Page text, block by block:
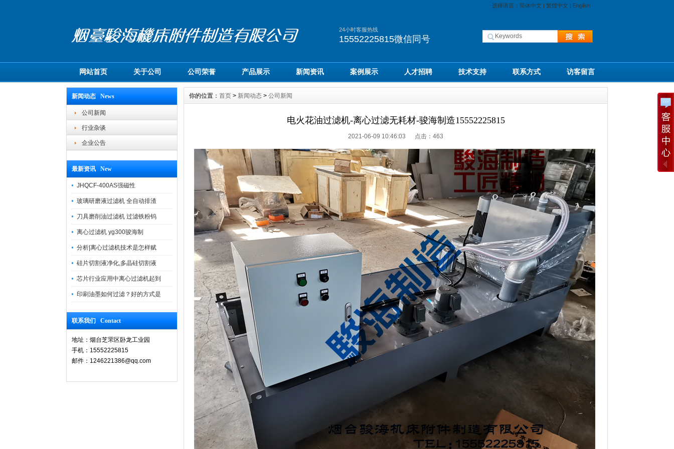
选择语言： 简体中文 | 繁體中文 | English
24小时客服热线
15552225815微信同号
网站首页 关于公司 公司荣誉 产品展示 新闻资讯 案例展示 人才招聘 技术支持 联系方式 访客留言
新闻动态 News
公司新闻
行业杂谈
企业公告
最新资讯 New
JHQCF-400AS强磁性
玻璃研磨液过滤机 全自动排渣
刀具磨削油过滤机 过滤铁粉钨
离心过滤机 yg300骏海制
分析|离心过滤机技术是怎样赋
硅片切割液净化,多晶硅切割液
芯片行业应用中离心过滤机起到
印刷油墨如何过滤？好的方式是
联系我们 Contact
地址：烟台芝罘区卧龙工业园
手机：15552225815
邮件：1246221386@qq.com
你的位置： 首页 > 新闻动态 > 公司新闻
电火花油过滤机-离心过滤无耗材-骏海制造15552225815
2021-06-09 10:46:03 点击： 463